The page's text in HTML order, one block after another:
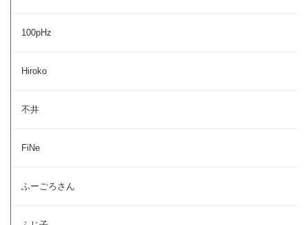
100pHz
Hiroko
不井
FiNe
ふーごろさん